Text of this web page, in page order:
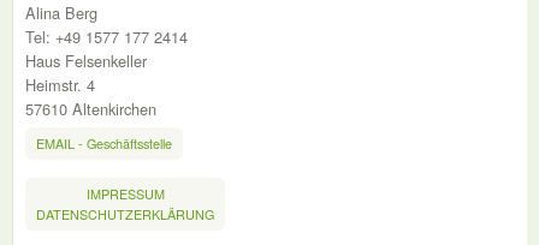
Alina Berg
Tel: +49 1577 177 2414
Haus Felsenkeller
Heimstr. 4
57610 Altenkirchen
EMAIL - Geschäftsstelle
IMPRESSUM
DATENSCHUTZERKLÄRUNG